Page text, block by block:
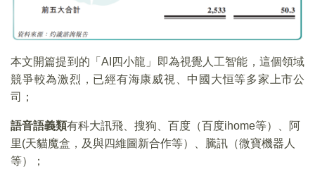
本文開篇提到的「AI四小龍」即為視覺人工智能，這個領域
競爭較為激烈，已經有海康威視、中國大恒等多家上市公
司；
語音語義類有科大訊飛、搜狗、百度（百度ihome等）、阿
里(天貓魔盒，及與四維圖新合作等）、騰訊（微寶機器人
等）；